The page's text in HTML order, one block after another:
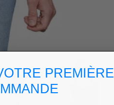
PREMIÈRE